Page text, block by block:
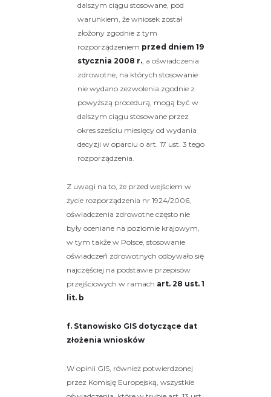
dalszym ciągu stosowane, pod
warunkiem, że wniosek został
złożony zgodnie z tym
rozporządzeniem przed dniem 19
stycznia 2008 r., a oświadczenia
zdrowotne, na których stosowanie
nie wydano zezwolenia zgodnie z
powyższą procedurą, mogą być w
dalszym ciągu stosowane przez
okres sześciu miesięcy od wydania
decyzji w oparciu o art. 17 ust. 3 tego
rozporządzenia.
Z uwagi na to, że przed wejściem w
życie rozporządzenia nr 1924/2006,
oświadczenia zdrowotne często nie
były oceniane na poziomie krajowym,
w tym także w Polsce, stosowanie
oświadczeń zdrowotnych odbywało się
najczęściej na podstawie przepisów
przejściowych w ramach art. 28 ust. 1
lit. b.
f. Stanowisko GIS dotyczące dat
złożenia wniosków
W opinii GIS, również potwierdzonej
przez Komisję Europejską, wszystkie